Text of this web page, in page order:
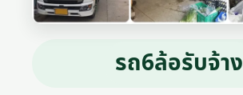
รถ6ล้อรับจ้าง